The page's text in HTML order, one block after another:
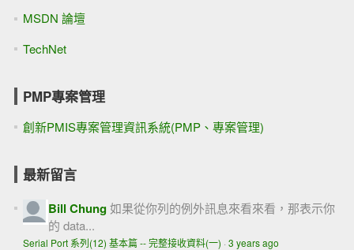
MSDN 論壇
TechNet
PMP專案管理
創新PMIS專案管理資訊系統(PMP、專案管理)
最新留言
Bill Chung如果從你列的例外訊息來看來看，那表示你
的 data...
Serial Port 系列(12) 基本篇 -- 完整接收資料(一) · 3 years ago